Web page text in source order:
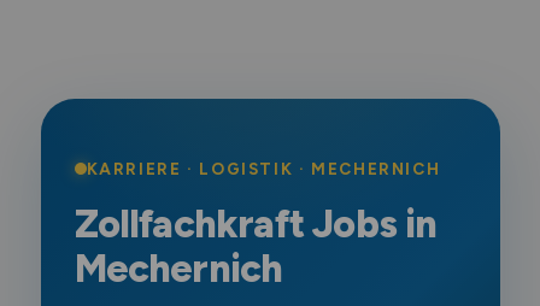
KARRIERE · LOGISTIK · MECHERNICH
Zollfachkraft Jobs in
Mechernich